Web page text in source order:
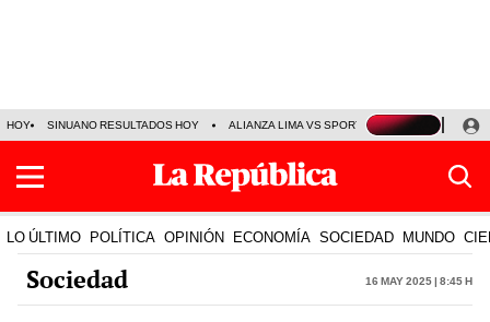
HOY SINUANO RESULTADOS HOY ALIANZA LIMA VS SPORT BOYS JORGE
LO ÚLTIMO POLÍTICA OPINIÓN ECONOMÍA SOCIEDAD MUNDO
Sociedad 16 May 2025 | 8:45 h